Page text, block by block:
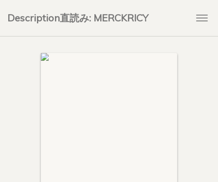
Description直読み: MERCKRICY